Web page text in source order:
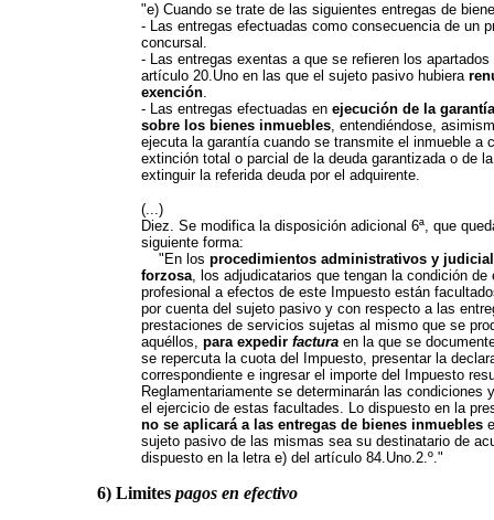
"e) Cuando se trate de las siguientes entregas de
- Las entregas efectuadas como consecuencia de un
concursal.
- Las entregas exentas a que se refieren los apartados
artículo 20.Uno en las que el sujeto pasivo hubiera
exención.
- Las entregas efectuadas en ejecución de la
sobre los bienes inmuebles, entendiéndose,
ejecuta la garantía cuando se transmite el inmueble a
extinción total o parcial de la deuda garantizada o de
extinguir la referida deuda por el adquirente.
(...)
Diez. Se modifica la disposición adicional 6ª, que
siguiente forma:
"En los procedimientos administrativos y
forzosa, los adjudicatarios que tengan la condición de
profesional a efectos de este Impuesto están
por cuenta del sujeto pasivo y con respecto a las
prestaciones de servicios sujetas al mismo que se
aquéllos, para expedir factura en la que se
se repercuta la cuota del Impuesto, presentar la
correspondiente e ingresar el importe del Impuesto
Reglamentariamente se determinarán las condiciones
el ejercicio de estas facultades. Lo dispuesto en la
no se aplicará a las entregas de bienes inmuebles
sujeto pasivo de las mismas sea su destinatario de
dispuesto en la letra e) del artículo 84.Uno.2.º."
6) Limites pagos en efectivo